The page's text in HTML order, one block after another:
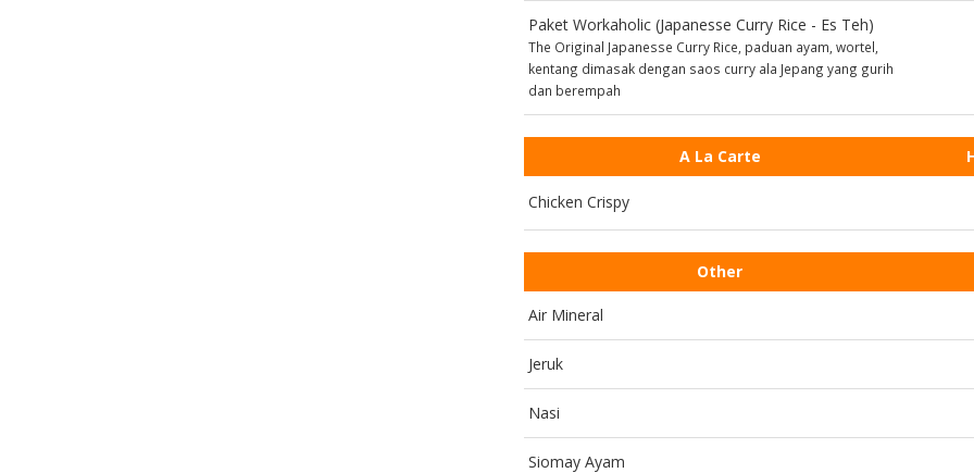
Paket Workaholic (Japanesse Curry Rice - Es Teh)
The Original Japanesse Curry Rice, paduan ayam, wortel,
kentang dimasak dengan saos curry ala Jepang yang gurih
dan berempah
A La Carte
Chicken Crispy
Other
Air Mineral
Jeruk
Nasi
Siomay Ayam